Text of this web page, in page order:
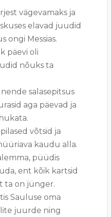
vägevamaks ja
elavad juudid
ongi Messias.
päevi oli
nõuks ta
salasepitsus
aga päevad ja
võtsid ja
kaudu alla.
püüdis
ent kõik kartsid
ta on jünger.
Sauluse oma
juurde ning